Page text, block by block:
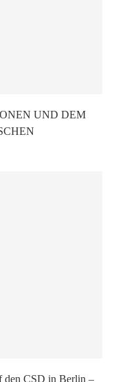
UND DEM
den CSD in Berlin –